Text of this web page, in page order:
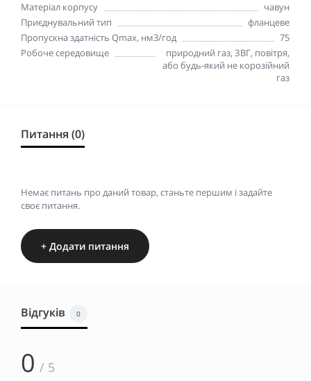
Матеріал корпусу
чавун
Приєднувальний тип
фланцеве
Пропускна здатність Qmax, нм3/год
75
Робоче середовище
природний газ, ЗВГ, повітря,
або будь-який не корозійний
газ
Питання (0)
Немає питань про даний товар, станьте першим і задайте
своє питання.
+ Додати питання
Відгуків 0
0 / 5